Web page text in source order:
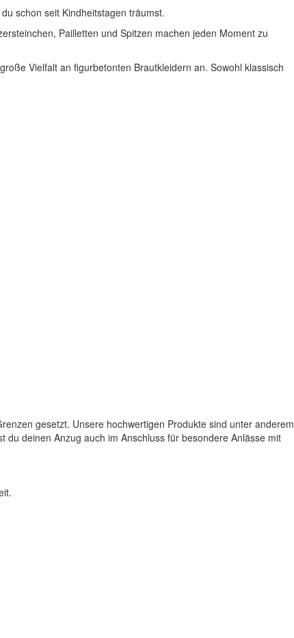
schon seit Kindheitstagen träumst.
Pailletten und Spitzen machen jeden Moment zu
Vielfalt an figurbetonten Brautkleidern an. Sowohl klassisch
gesetzt. Unsere hochwertigen Produkte sind unter anderem
deinen Anzug auch im Anschluss für besondere Anlässe mit